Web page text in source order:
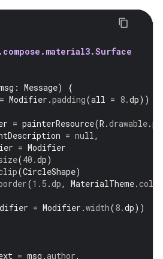
: Message)
{
= Modifier .padding(all = 8.dp))
= painterResource(R .drawable.
= null,
= Modifier
(40.dp)
(CircleShape)
(1.5 .dp, MaterialTheme.
= Modifier .width(8.dp))
= msg .author,